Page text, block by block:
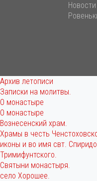
Новости
Архив летописи
Записки на молитвы.
О монастыре
О монастыре
Вознесенский храм.
Храмы в честь
иконы и во имя свт.
Тримифунтского.
Святыни монастыря.
село Хорошее.